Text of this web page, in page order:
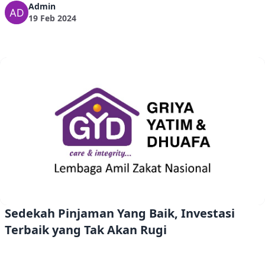
Admin
19 Feb 2024
Sedekah Pinjaman Yang Baik, Investasi
Terbaik yang Tak Akan Rugi